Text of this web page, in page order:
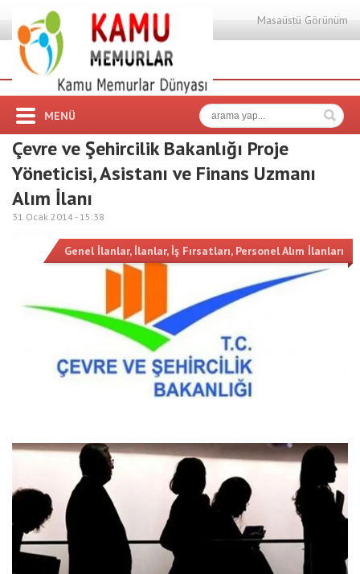
Masaüstü Görünüm
MENÜ
Çevre ve Şehircilik Bakanlığı Proje
Yöneticisi, Asistanı ve Finans Uzmanı
Alım İlanı
31 Ocak 2014 - 15:38
Genel İlanlar, İlanlar, İş Fırsatları, Personel Alım İlanları